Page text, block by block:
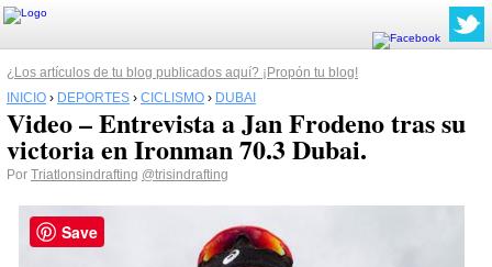
¿Los artículos de tu blog publicados aquí? ¡Propón tu blog!
INICIO › DEPORTES › CICLISMO › DUBAI
Video – Entrevista a Jan Frodeno tras su
victoria en Ironman 70.3 Dubai.
Por Triatlonsindrafting @trisindrafting
Save